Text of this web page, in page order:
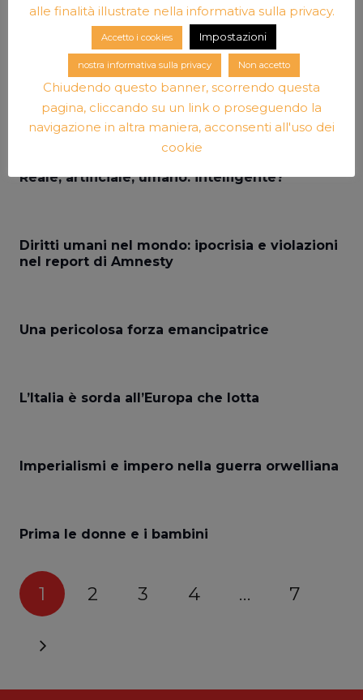
Le proposte della Cina per un ordine
internazionale alternativo a quello
occidentale
La strage dei “senza fissa dimora”
Reale, artificiale, umano: intelligente?
Diritti umani nel mondo: ipocrisia e violazioni
nel report di Amnesty
Una pericolosa forza emancipatrice
L’Italia è sorda all’Europa che lotta
Imperialismi e impero nella guerra orwelliana
Prima le donne e i bambini
1 2 3 4 … 7
alle finalità illustrate nella informativa sulla privacy.
Accetto i cookies Impostazioni
nostra informativa sulla privacy Non accetto
Chiudendo questo banner, scorrendo questa
pagina, cliccando su un link o proseguendo la
navigazione in altra maniera, acconsenti all'uso dei
cookie